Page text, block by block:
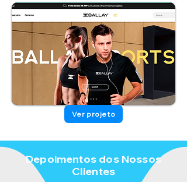
Ver projeto
Depoimentos dos Nossos
Clientes